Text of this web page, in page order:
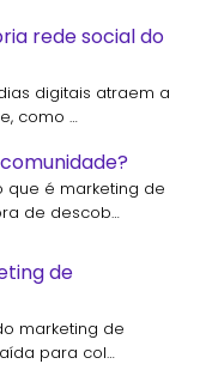
rede social do
digitais atraem a
como …
que é marketing de
de descob…
de
marketing de
para col…